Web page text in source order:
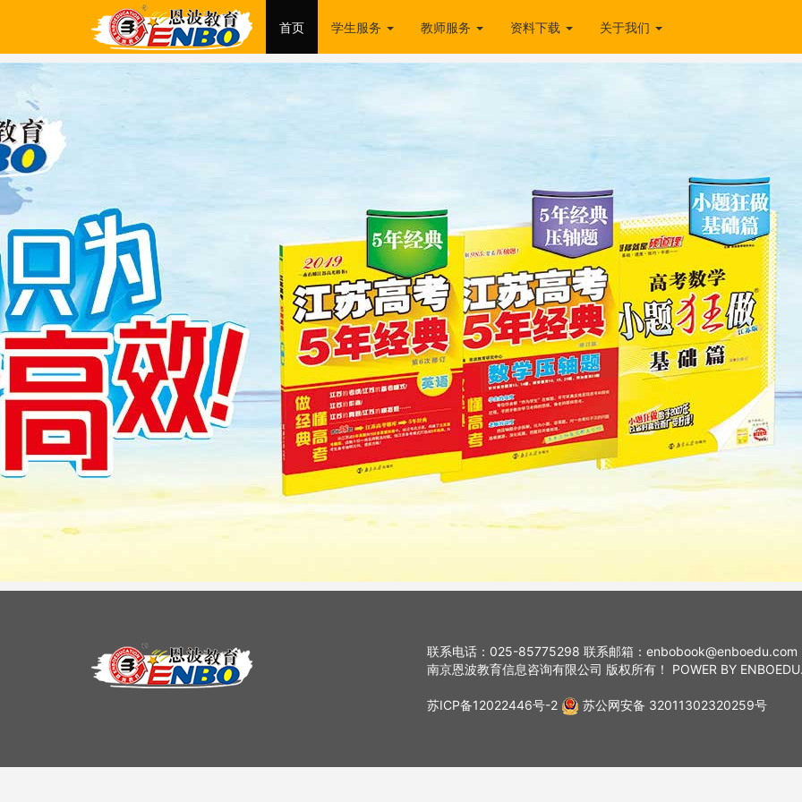
首页 学生服务 教师服务 资料下载 关于我们
联系电话：025-85775298 联系邮箱：enbobook@enboedu.com
南京恩波教育信息咨询有限公司 版权所有！ POWER BY
苏ICP备12022446号-2 苏公网安备 32011302320259号